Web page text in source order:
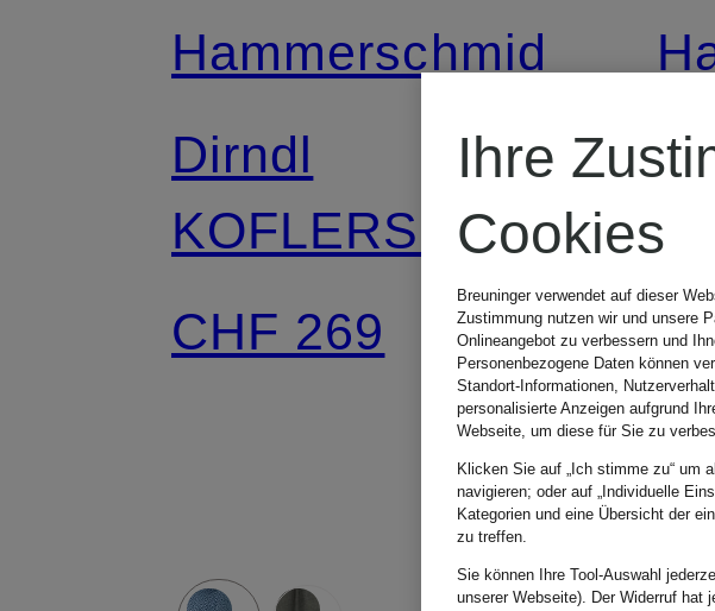
Hammerschmid
Dirndl
KOFLERSEE
CHF 269
Ihre
Cookies
Breuninger verwendet auf dieser
Zustimmung nutzen wir und unsere
Onlineangebot zu verbessern und
Personenbezogene Daten können
Standort-Informationen,
personalisierte Anzeigen aufgrund
Webseite, um diese für Sie zu
Klicken Sie auf „Ich stimme zu“ um
navigieren; oder auf „Individuelle
Kategorien und eine Übersicht der
zu treffen.
Sie können Ihre Tool-Auswahl
unserer Webseite). Der Widerruf hat